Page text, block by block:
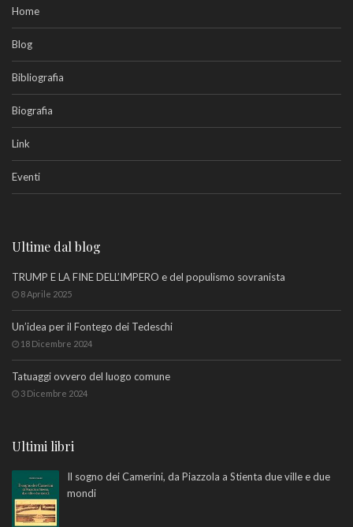
Home
Blog
Bibliografia
Biografia
Link
Eventi
Ultime dal blog
TRUMP E LA FINE DELL’IMPERO e del populismo sovranista
8 Aprile 2025
Un’idea per il Fontego dei Tedeschi
18 Dicembre 2024
Tatuaggi ovvero del luogo comune
3 Dicembre 2024
Ultimi libri
Il sogno dei Camerini, da Piazzola a Stienta due ville e due
mondi